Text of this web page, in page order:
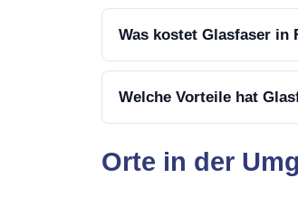
Was kostet Glasfaser in
Welche Vorteile hat
Orte in der